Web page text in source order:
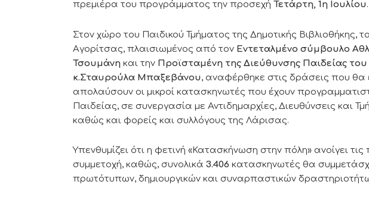
πρεμιέρα του προγράμματος την προσεχή Τετάρτη, 1η Ιουλίου.
Στον χώρο του Παιδικού Τμήματος της Δημοτικής Βιβλιοθήκης,
Αγορίτσας, πλαισιωμένος από τον Εντεταλμένο σύμβουλο
Τσουμάνη και την Προϊσταμένη της Διεύθυνσης Παιδείας
κ.Σταυρούλα Μπαξεβάνου, αναφέρθηκε στις δράσεις που θα
απολαύσουν οι μικροί κατασκηνωτές που έχουν
Παιδείας, σε συνεργασία με Αντιδημαρχίες, Διευθύνσεις και
καθώς και φορείς και συλλόγους της Λάρισας.
Υπενθυμίζει ότι η φετινή «Κατασκήνωση στην πόλη» ανοίγει
συμμετοχή, καθώς, συνολικά 3.406 κατασκηνωτές θα
πρωτότυπων, δημιουργικών και συναρπαστικών